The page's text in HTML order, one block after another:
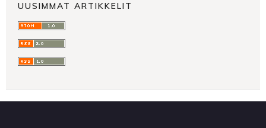
UUSIMMAT ARTIKKELIT